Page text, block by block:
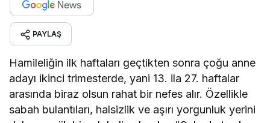
PAYLAŞ
Hamileliğin ilk haftaları geçtikten sonra çoğu anne
adayı ikinci trimesterde, yani 13. ila 27. haftalar
arasında biraz olsun rahat bir nefes alır. Özellikle
sabah bulantıları, halsizlik ve aşırı yorgunluk yerini